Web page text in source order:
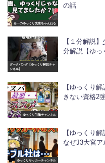
みーのゆっくり先生ちゃんねる
の話
ダークパンダ【ゆっくり解説チャ
ンネル】
【１分解説
分解説【ゆっ
ゆっくり労働チャンネル
【ゆっくり
きない資格2
ゆっくりサッカーチャンネル
【ゆっくり
なぜJ3大宮ア